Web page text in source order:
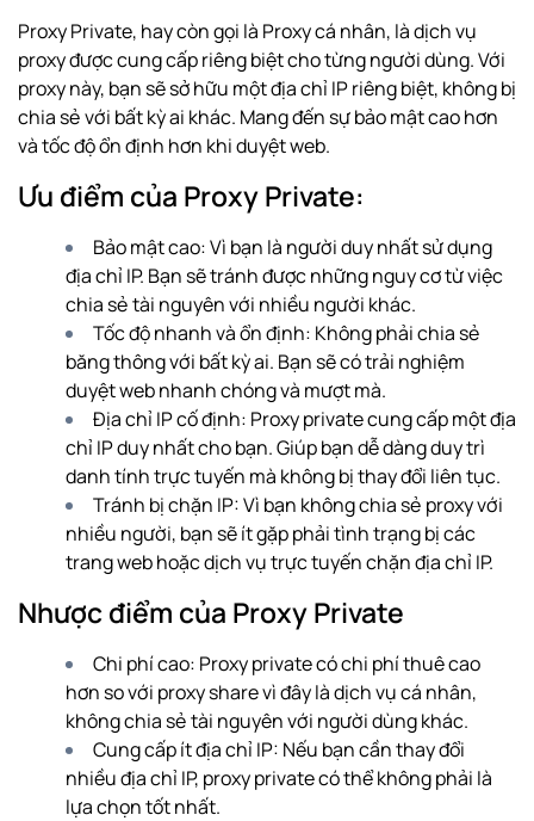
Proxy Private, hay còn gọi là Proxy cá nhân, là dịch vụ
proxy được cung cấp riêng biệt cho từng người dùng. Với
proxy này, bạn sẽ sở hữu một địa chỉ IP riêng biệt, không bị
chia sẻ với bất kỳ ai khác. Mang đến sự bảo mật cao hơn
và tốc độ ổn định hơn khi duyệt web.
Ưu điểm của Proxy Private:
Bảo mật cao: Vì bạn là người duy nhất sử dụng
địa chỉ IP. Bạn sẽ tránh được những nguy cơ từ việc
chia sẻ tài nguyên với nhiều người khác.
Tốc độ nhanh và ổn định: Không phải chia sẻ
băng thông với bất kỳ ai. Bạn sẽ có trải nghiệm
duyệt web nhanh chóng và mượt mà.
Địa chỉ IP cố định: Proxy private cung cấp một địa
chỉ IP duy nhất cho bạn. Giúp bạn dễ dàng duy trì
danh tính trực tuyến mà không bị thay đổi liên tục.
Tránh bị chặn IP: Vì bạn không chia sẻ proxy với
nhiều người, bạn sẽ ít gặp phải tình trạng bị các
trang web hoặc dịch vụ trực tuyến chặn địa chỉ IP.
Nhược điểm của Proxy Private
Chi phí cao: Proxy private có chi phí thuê cao
hơn so với proxy share vì đây là dịch vụ cá nhân,
không chia sẻ tài nguyên với người dùng khác.
Cung cấp ít địa chỉ IP: Nếu bạn cần thay đổi
nhiều địa chỉ IP, proxy private có thể không phải là
lựa chọn tốt nhất.